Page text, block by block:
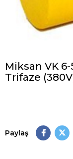
Miksan VK
Trifaze
Paylaş